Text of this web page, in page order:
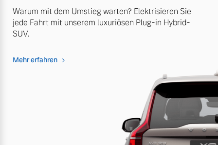
Warum mit dem Umstieg warten? Elektrisieren Sie
jede Fahrt mit unserem luxuriösen Plug-in Hybrid-
SUV.
Mehr erfahren